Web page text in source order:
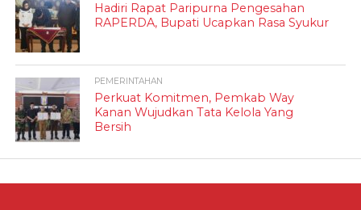
Hadiri Rapat Paripurna Pengesahan
RAPERDA, Bupati Ucapkan Rasa Syukur
PEMERINTAHAN
Perkuat Komitmen, Pemkab Way
Kanan Wujudkan Tata Kelola Yang
Bersih